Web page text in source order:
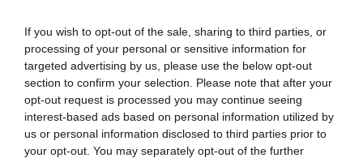
If you wish to opt-out of the sale, sharing to third parties, or
processing of your personal or sensitive information for
targeted advertising by us, please use the below opt-out
section to confirm your selection. Please note that after your
opt-out request is processed you may continue seeing
interest-based ads based on personal information utilized by
us or personal information disclosed to third parties prior to
your opt-out. You may separately opt-out of the further